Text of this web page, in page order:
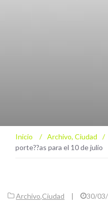
Inicio / Archivo, Ciudad /
porte??as para el 10 de julio
Archivo,Ciudad | 30/